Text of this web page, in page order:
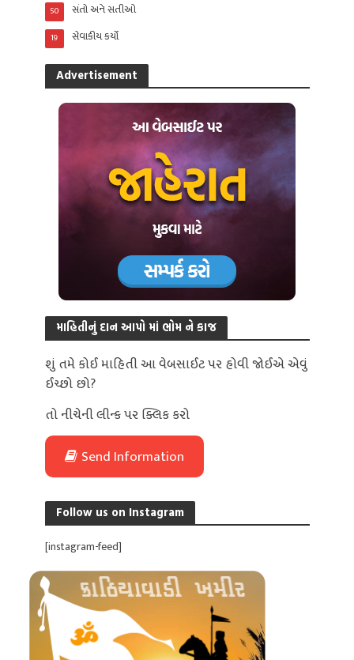
સંતો અને સતીઓ
50
સેવાકીય કર્યો
19
Advertisement
માહિતીનું દાન આપો માં ભોમ ને કાજ
શું તમે કોઈ માહિતી આ વેબસાઈટ પર હોવી જોઈએ એવું
ઈચ્છો છો?
તો નીચેની લીન્ક પર ક્લિક કરો
Send Information
Follow us on Instagram
[instagram-feed]